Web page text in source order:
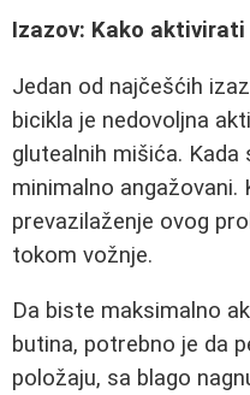
Izazov: Kako
Jedan od najčešćih
bicikla je nedovoljna
glutealnih mišića.
minimalno angažovani.
prevazilaženje ovog
tokom vožnje.
Da biste maksimalno
butina, potrebno je da
položaju, sa blago